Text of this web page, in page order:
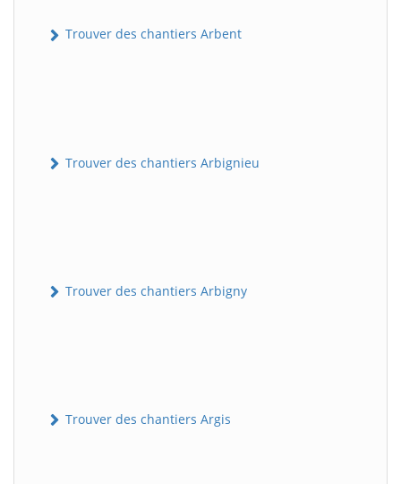
Trouver des chantiers Arbent
Trouver des chantiers Arbignieu
Trouver des chantiers Arbigny
Trouver des chantiers Argis